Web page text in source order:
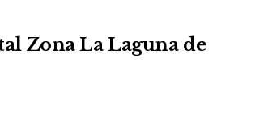
Zona La Laguna de